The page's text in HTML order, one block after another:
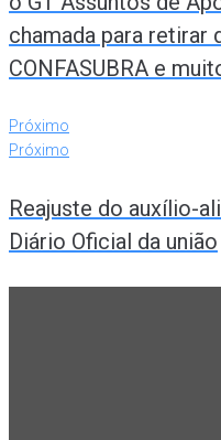
chamada para retirar
CONFASUBRA e
Próximo
Próximo
Reajuste do auxílio-
Diário Oficial da união